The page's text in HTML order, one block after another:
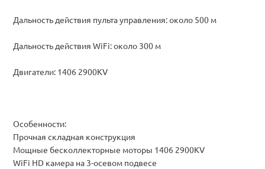
Дальность действия пульта управления: около 500 м
Дальность действия WiFi: около 300 м
Двигатели: 1406 2900KV
Особенности:
Прочная складная конструкция
Мощные бесколлекторные моторы 1406 2900KV
WiFi HD камера на 3-осевом подвесе